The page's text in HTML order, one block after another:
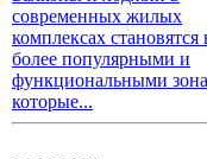
современных жилых
комплексах становятся
более популярными и
функциональными
которые...